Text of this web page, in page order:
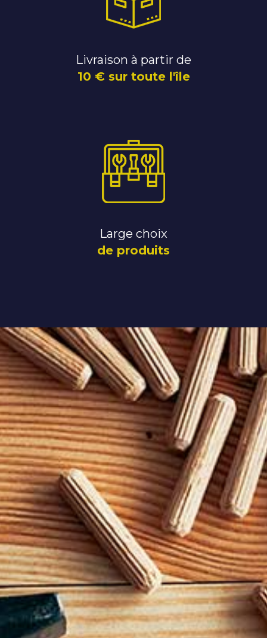
Livraison à partir de
10 € sur toute l'île
Large choix
de produits